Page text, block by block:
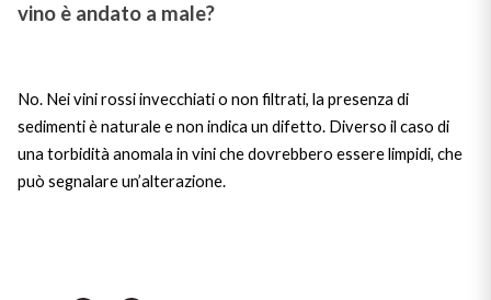
vino è andato a male?
No. Nei vini rossi invecchiati o non filtrati, la presenza di
sedimenti è naturale e non indica un difetto. Diverso il caso di
una torbidità anomala in vini che dovrebbero essere limpidi, che
può segnalare un’alterazione.